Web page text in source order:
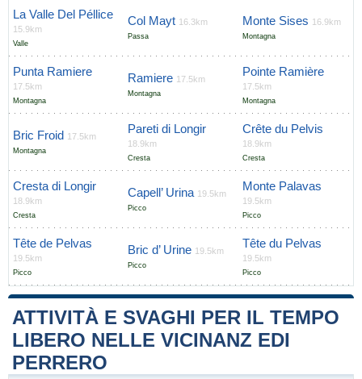
La Valle Del Péllice
15.9km
Valle
Col Mayt 16.3km
Passa
Monte Sises 16.9km
Montagna
Punta Ramiere
17.5km
Montagna
Ramiere 17.5km
Montagna
Pointe Ramière
17.5km
Montagna
Bric Froid 17.5km
Montagna
Pareti di Longir
18.9km
Cresta
Crête du Pelvis
18.9km
Cresta
Cresta di Longir
18.9km
Cresta
Capell’ Urina 19.5km
Picco
Monte Palavas
19.5km
Picco
Tête de Pelvas
19.5km
Picco
Bric d’ Urine 19.5km
Picco
Tête du Pelvas
19.5km
Picco
ATTIVITÀ E SVAGHI PER IL TEMPO
LIBERO NELLE VICINANZ EDI
PERRERO